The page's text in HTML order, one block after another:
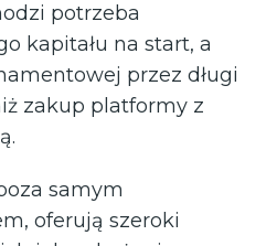
potrzeba
kapitału na start, a
przez długi
zakup platformy z
samym
oferują szeroki